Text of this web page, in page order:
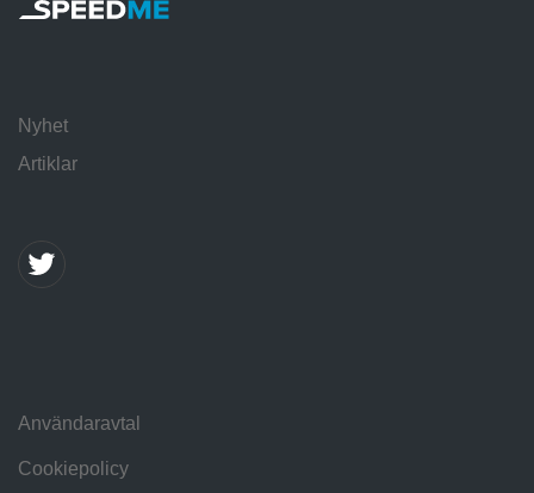
Nyhet
Artiklar
Användaravtal
Cookiepolicy